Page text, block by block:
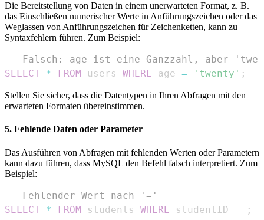
Die Bereitstellung von Daten in einem unerwarteten Format, z. B.
das Einschließen numerischer Werte in Anführungszeichen oder das
Weglassen von Anführungszeichen für Zeichenketten, kann zu
Syntaxfehlern führen. Zum Beispiel:
-- Falsch: age ist eine Ganzzahl, aber
SELECT * FROM users WHERE age = 'twenty' ;
Stellen Sie sicher, dass die Datentypen in Ihren Abfragen mit den
erwarteten Formaten übereinstimmen.
5. Fehlende Daten oder Parameter
Das Ausführen von Abfragen mit fehlenden Werten oder Parametern
kann dazu führen, dass MySQL den Befehl falsch interpretiert. Zum
Beispiel:
-- Fehlender Wert nach '='
SELECT * FROM students WHERE studentID = ;